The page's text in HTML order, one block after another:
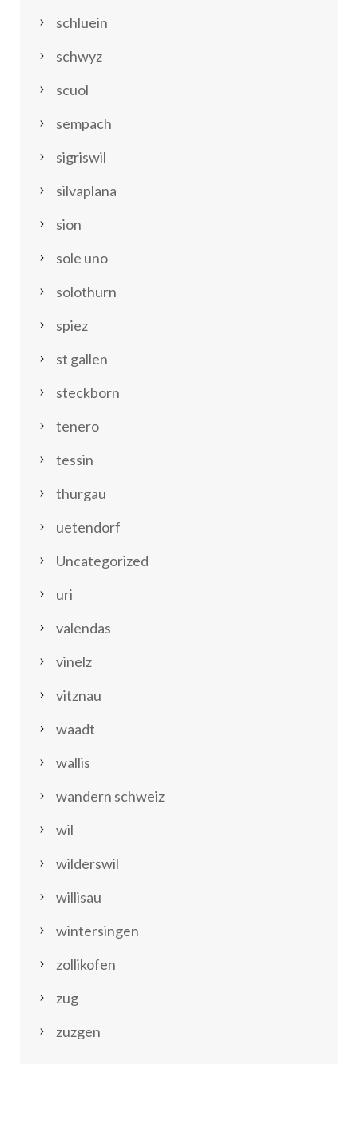
schluein
schwyz
scuol
sempach
sigriswil
silvaplana
sion
sole uno
solothurn
spiez
st gallen
steckborn
tenero
tessin
thurgau
uetendorf
Uncategorized
uri
valendas
vinelz
vitznau
waadt
wallis
wandern schweiz
wil
wilderswil
willisau
wintersingen
zollikofen
zug
zuzgen